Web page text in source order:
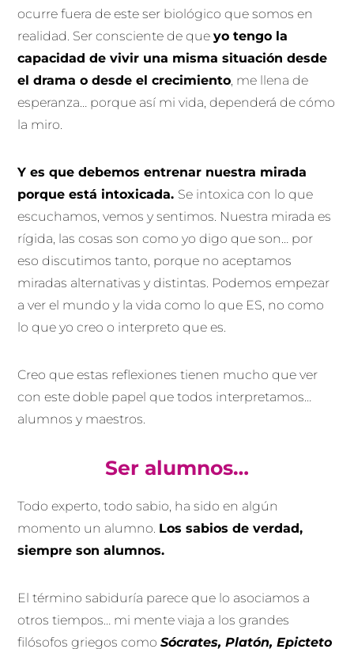
ocurre fuera de este ser biológico que somos en
realidad. Ser consciente de queyo tengo la
capacidad de vivir una misma situación desde
el drama o desde el crecimiento, me llena de
esperanza… porque así mi vida, dependerá de cómo
la miro.
Y es que debemos entrenar nuestra mirada
porque está intoxicada. Se intoxica con lo que
escuchamos, vemos y sentimos. Nuestra mirada es
rígida, las cosas son como yo digo que son… por
eso discutimos tanto, porque no aceptamos
miradas alternativas y distintas. Podemos empezar
a ver el mundo y la vida como lo que ES, no como
lo que yo creo o interpreto que es.
Creo que estas reflexiones tienen mucho que ver
con este doble papel que todos interpretamos…
alumnos y maestros.
Ser alumnos…
Todo experto, todo sabio, ha sido en algún
momento un alumno. Los sabios de verdad,
siempre son alumnos.
El término sabiduría parece que lo asociamos a
otros tiempos… mi mente viaja a los grandes
filósofos griegos comoSócrates, Platón, Epicteto